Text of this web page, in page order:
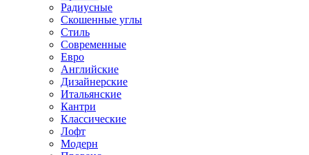
Радиусные
Скошенные углы
Стиль
Современные
Евро
Английские
Дизайнерские
Итальянские
Кантри
Классические
Лофт
Модерн